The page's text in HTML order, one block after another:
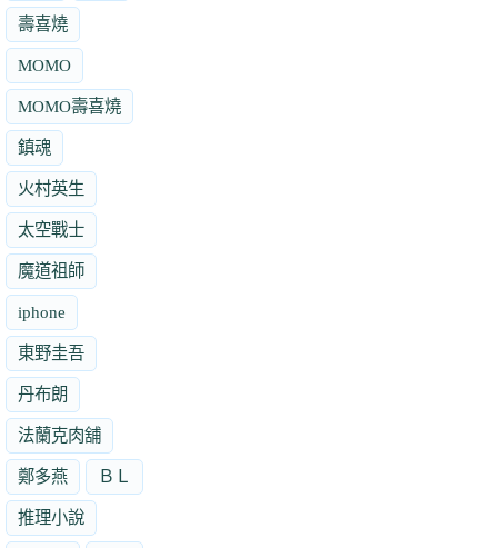
壽喜燒
MOMO
MOMO壽喜燒
鎮魂
火村英生
太空戰士
魔道祖師
iphone
東野圭吾
丹布朗
法蘭克肉舖
鄭多燕 ＢＬ
推理小說